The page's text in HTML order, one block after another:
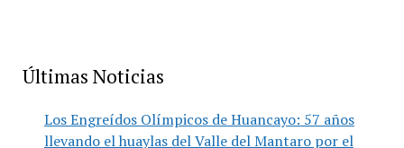
Últimas Noticias
Los Engreídos Olímpicos de Huancayo: 57 años
llevando el huaylas del Valle del Mantaro por el